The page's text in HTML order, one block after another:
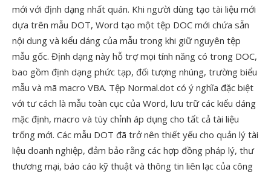
mới với định dạng nhất quán. Khi người dùng tạo tài liệu mới
dựa trên mẫu DOT, Word tạo một tệp DOC mới chứa sẵn
nội dung và kiểu dáng của mẫu trong khi giữ nguyên tệp
mẫu gốc. Định dạng này hỗ trợ mọi tính năng có trong DOC,
bao gồm định dạng phức tạp, đối tượng nhúng, trường biểu
mẫu và mã macro VBA. Tệp Normal.dot có ý nghĩa đặc biệt
với tư cách là mẫu toàn cục của Word, lưu trữ các kiểu dáng
mặc định, macro và tùy chỉnh áp dụng cho tất cả tài liệu
trống mới. Các mẫu DOT đã trở nên thiết yếu cho quản lý tài
liệu doanh nghiệp, đảm bảo rằng các hợp đồng pháp lý, thư
thương mại, báo cáo kỹ thuật và thông tin liên lạc của công